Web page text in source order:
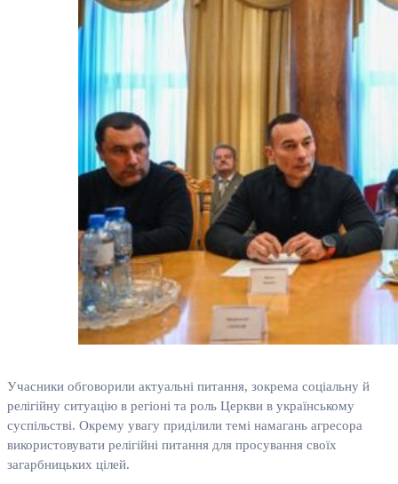
Учасники обговорили актуальні питання, зокрема соціальну й
релігійну ситуацію в регіоні та роль Церкви в українському
суспільстві. Окрему увагу приділили темі намагань агресора
використовувати релігійні питання для просування своїх
загарбницьких цілей.